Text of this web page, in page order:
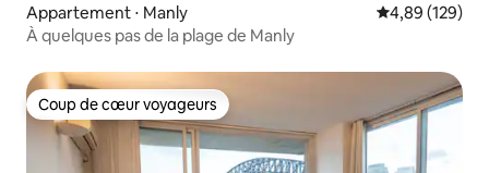
Appartement ⋅ Manly Évaluation
4,89 (129)
À quelques pas de la plage de Manly
Coup de cœur voyageurs
Coup de cœur voyageurs